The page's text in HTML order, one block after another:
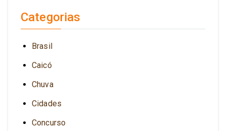
Categorias
Brasil
Caicó
Chuva
Cidades
Concurso